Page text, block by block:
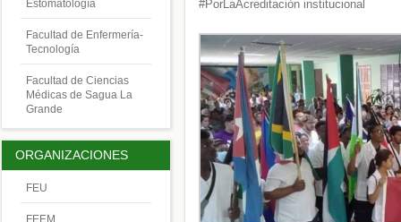
#PorLaAcreditación institucional
Estomatología
Facultad de Enfermería-
Tecnología
Facultad de Ciencias
Médicas de Sagua La
Grande
ORGANIZACIONES
FEU